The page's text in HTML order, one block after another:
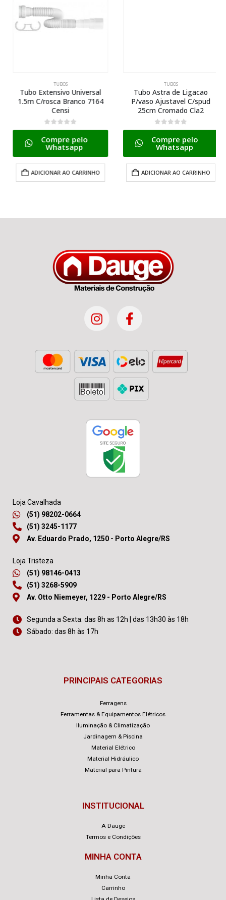
TUBOS
Tubo Extensivo Universal
1.5m C/rosca Branco 7164
Censi
0de 5
Compre pelo
Whatsapp
ADICIONAR AO CARRINHO
TUBOS
Tubo Astra de Ligacao
P/vaso Ajustavel C/spud
25cm Cromado Cla2
0de 5
Compre pelo
Whatsapp
ADICIONAR AO CARRINHO
Loja Cavalhada
(51) 98202-0664
(51) 3245-1177
Av. Eduardo Prado, 1250 - Porto Alegre/RS
Loja Tristeza
(51) 98146-0413
(51) 3268-5909
Av. Otto Niemeyer, 1229 - Porto Alegre/RS
Segunda a Sexta: das 8h as 12h | das 13h30 às 18h
Sábado: das 8h às 17h
PRINCIPAIS CATEGORIAS
Ferragens
Ferramentas & Equipamentos Elétricos
Iluminação & Climatização
Jardinagem & Piscina
Material Elétrico
Material Hidráulico
Material para Pintura
INSTITUCIONAL
A Dauge
Termos e Condições
MINHA CONTA
Minha Conta
Carrinho